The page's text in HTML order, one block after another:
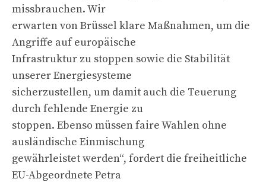
missbrauchen. Wir
erwarten von Brüssel klare Maßnahmen, um die
Angriffe auf europäische
Infrastruktur zu stoppen sowie die Stabilität
unserer Energiesysteme
sicherzustellen, um damit auch die Teuerung
durch fehlende Energie zu
stoppen. Ebenso müssen faire Wahlen ohne
ausländische Einmischung
gewährleistet werden“, fordert die freiheitliche
EU-Abgeordnete Petra